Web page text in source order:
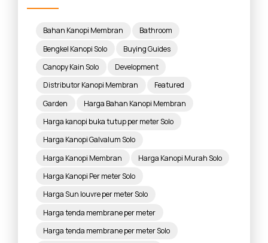
Bahan Kanopi Membran
Bathroom
Bengkel Kanopi Solo
Buying Guides
Canopy Kain Solo
Development
Distributor Kanopi Membran
Featured
Garden
Harga Bahan Kanopi Membran
Harga kanopi buka tutup per meter Solo
Harga Kanopi Galvalum Solo
Harga Kanopi Membran
Harga Kanopi Murah Solo
Harga Kanopi Per meter Solo
Harga Sun louvre per meter Solo
Harga tenda membrane per meter
Harga tenda membrane per meter Solo